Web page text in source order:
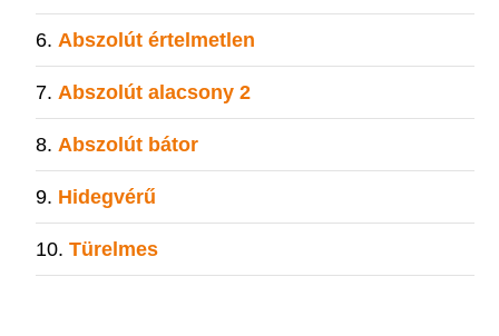
Abszolút értelmetlen
Abszolút alacsony 2
Abszolút bátor
Hidegvérű
Türelmes